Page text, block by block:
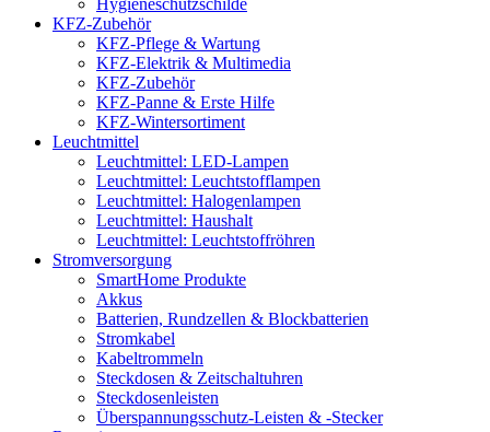
Hygieneschutzschilde
KFZ-Zubehör
KFZ-Pflege & Wartung
KFZ-Elektrik & Multimedia
KFZ-Zubehör
KFZ-Panne & Erste Hilfe
KFZ-Wintersortiment
Leuchtmittel
Leuchtmittel: LED-Lampen
Leuchtmittel: Leuchtstofflampen
Leuchtmittel: Halogenlampen
Leuchtmittel: Haushalt
Leuchtmittel: Leuchtstoffröhren
Stromversorgung
SmartHome Produkte
Akkus
Batterien, Rundzellen & Blockbatterien
Stromkabel
Kabeltrommeln
Steckdosen & Zeitschaltuhren
Steckdosenleisten
Überspannungsschutz-Leisten & -Stecker